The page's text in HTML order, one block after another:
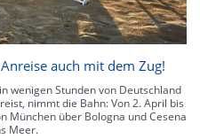
auch mit dem Zug!
wenigen Stunden von Deutschland
nimmt die Bahn: Von 2. April bis
München über Bologna und Cesena
Meer.